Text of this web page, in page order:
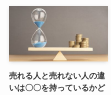
売れる人と売れない人の違
いは〇〇を持っているかど